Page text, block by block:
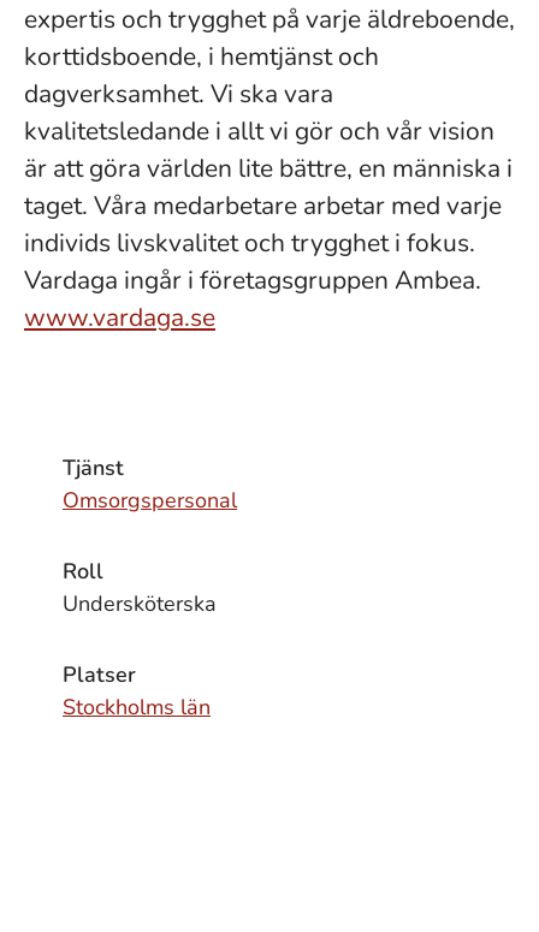
expertis och trygghet på varje äldreboende,
korttidsboende, i hemtjänst och
dagverksamhet. Vi ska vara
kvalitetsledande i allt vi gör och vår vision
är att göra världen lite bättre, en människa i
taget. Våra medarbetare arbetar med varje
individs livskvalitet och trygghet i fokus.
Vardaga ingår i företagsgruppen Ambea.
www.vardaga.se
Tjänst
Omsorgspersonal
Roll
Undersköterska
Platser
Stockholms län